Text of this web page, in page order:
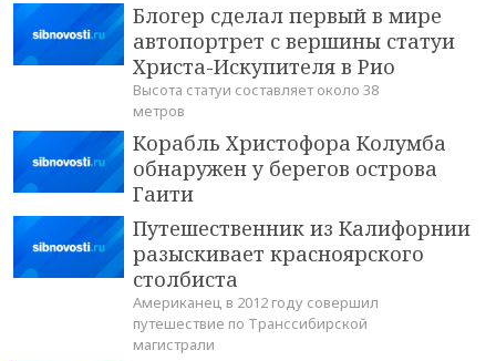
Блогер сделал первый в мире
автопортрет с вершины статуи
Христа-Искупителя в Рио
Высота статуи составляет около 38
метров
Корабль Христофора Колумба
обнаружен у берегов острова
Гаити
Путешественник из Калифорнии
разыскивает красноярского
столбиста
Американец в 2012 году совершил
путешествие по Транссибирской
магистрали